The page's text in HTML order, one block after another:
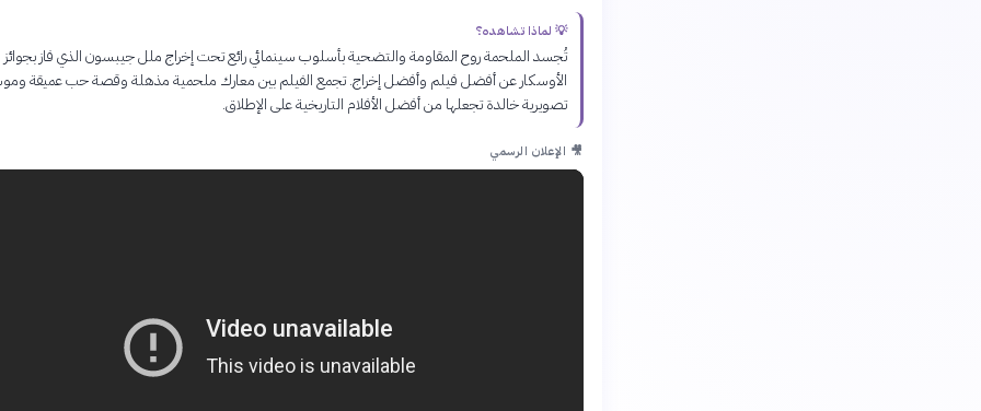
💡 لماذا تشاهده؟
تُجسد الملحمة روح المقاومة والتضحية بأسلوب سينمائي رائع تحت إخراج ملل جيبسون الذي فاز بجوائز
الأوسكار عن أفضل فيلم وأفضل إخراج. تجمع الفيلم بين معارك ملحمية مذهلة وقصة حب عميقة
تصويرية خالدة تجعلها من أفضل الأفلام التاريخية على الإطلاق.
🎥 الإعلان الرسمي